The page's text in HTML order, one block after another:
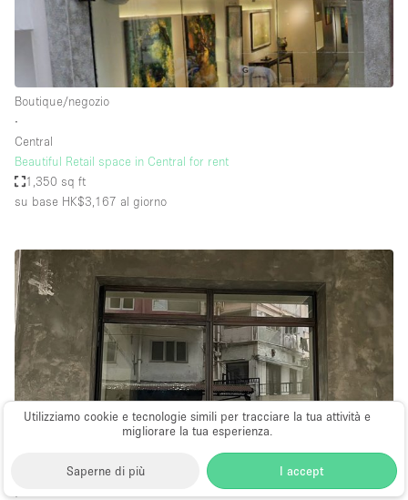
Utilizziamo cookie e tecnologie simili per tracciare la tua attività e
migliorare la tua esperienza.
Saperne di più I accept
Boutique/negozio
∙
Central
Beautiful Retail space in Central for rent
1,350 sq ft
su base HK$3,167 al giorno
Boutique/negozio
∙